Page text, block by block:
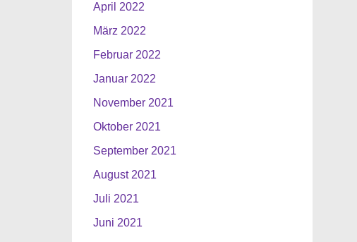
April 2022
März 2022
Februar 2022
Januar 2022
November 2021
Oktober 2021
September 2021
August 2021
Juli 2021
Juni 2021